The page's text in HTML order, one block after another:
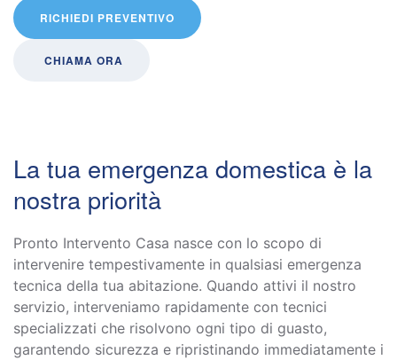
RICHIEDI PREVENTIVO
CHIAMA ORA
La tua emergenza domestica è la
nostra priorità
Pronto Intervento Casa nasce con lo scopo di
intervenire tempestivamente in qualsiasi emergenza
tecnica della tua abitazione. Quando attivi il nostro
servizio, interveniamo rapidamente con tecnici
specializzati che risolvono ogni tipo di guasto,
garantendo sicurezza e ripristinando immediatamente i